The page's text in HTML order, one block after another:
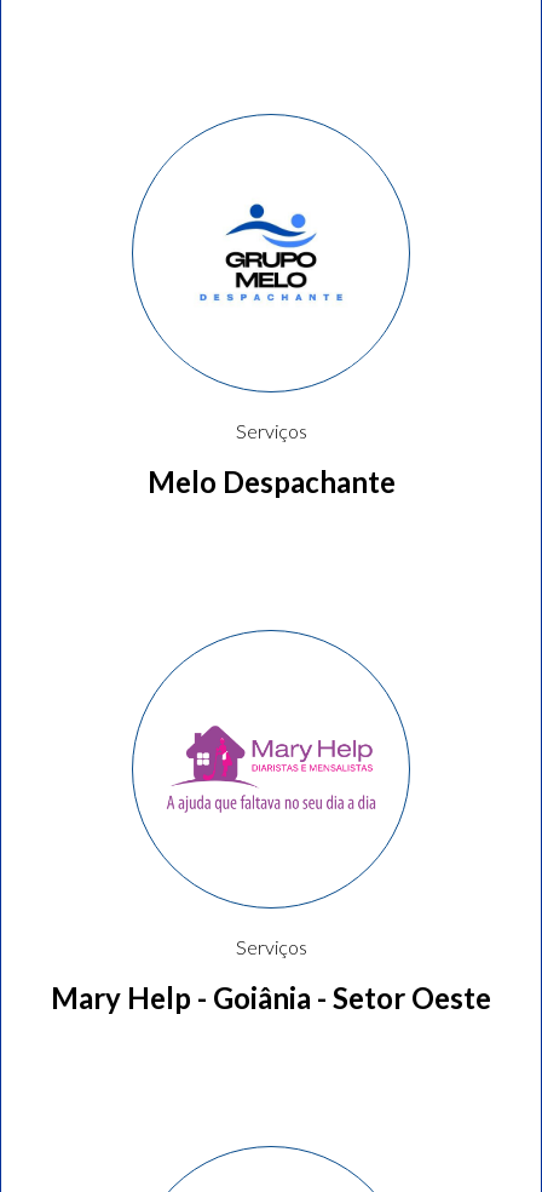
Serviços
Melo Despachante
Serviços
Mary Help - Goiânia - Setor Oeste